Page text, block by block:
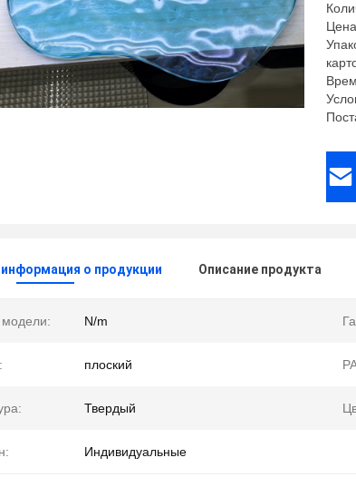
о продукции Описание продукта
N/m
плоский
Твердый
Индивидуальные